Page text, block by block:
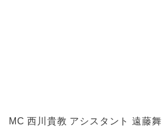
MC 西川貴教 アシスタント 遠藤舞